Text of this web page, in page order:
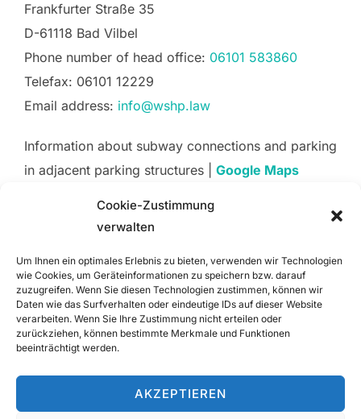
Cookie-Zustimmung
verwalten
Um Ihnen ein optimales Erlebnis zu bieten, verwenden wir Technologien
wie Cookies, um Geräteinformationen zu speichern bzw. darauf
zuzugreifen. Wenn Sie diesen Technologien zustimmen, können wir
Daten wie das Surfverhalten oder eindeutige IDs auf dieser Website
verarbeiten. Wenn Sie Ihre Zustimmung nicht erteilen oder
zurückziehen, können bestimmte Merkmale und Funktionen
beeinträchtigt werden.
AKZEPTIEREN
Frankfurter Straße 35
D-61118 Bad Vilbel
Phone number of head office: 06101 583860
Telefax: 06101 12229
Email address: info@wshp.law
Information about subway connections and parking
in adjacent parking structures | Google Maps
WSHP Partnership of attorneys mbB
Wiesbadener Straße 83
D-12161 Berlin
Phone number of head office:030 91535324
Email address: berlin@wshp.law
Directions from Google Maps.Google Maps